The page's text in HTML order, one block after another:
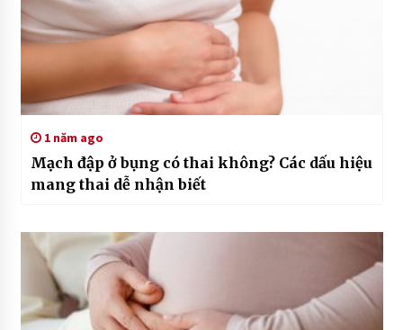
1 năm ago
Mạch đập ở bụng có thai không? Các dấu hiệu
mang thai dễ nhận biết